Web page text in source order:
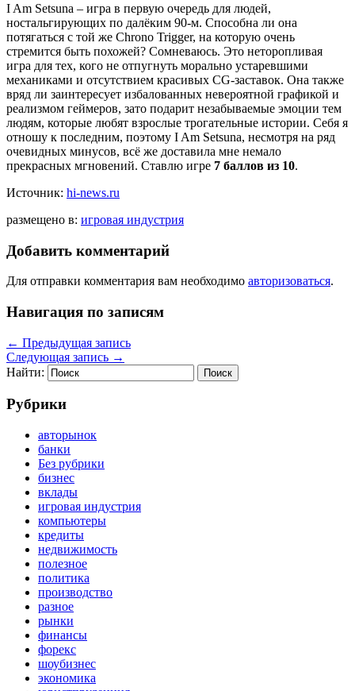
I Am Setsuna – игра в первую очередь для людей,
ностальгирующих по далёким 90-м. Способна ли она
потягаться с той же Chrono Trigger, на которую очень
стремится быть похожей? Сомневаюсь. Это неторопливая
игра для тех, кого не отпугнуть морально устаревшими
механиками и отсутствием красивых CG-заставок. Она также
вряд ли заинтересует избалованных невероятной графикой и
реализмом геймеров, зато подарит незабываемые эмоции тем
людям, которые любят взрослые трогательные истории. Себя я
отношу к последним, поэтому I Am Setsuna, несмотря на ряд
очевидных минусов, всё же доставила мне немало
прекрасных мгновений. Ставлю игре 7 баллов из 10.
Источник: hi-news.ru
размещено в: игровая индустрия
Добавить комментарий
Для отправки комментария вам необходимо авторизоваться.
Навигация по записям
← Предыдущая запись
Следующая запись →
Найти:
Рубрики
авторынок
банки
Без рубрики
бизнес
вклады
игровая индустрия
компьютеры
кредиты
недвижимость
полезное
политика
производство
разное
рынки
финансы
форекс
шоубизнес
экономика